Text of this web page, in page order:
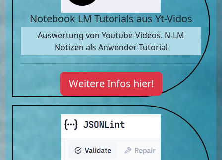
Notebook LM Tutorials aus Yt-Vidos
Auswertung von Youtube-Videos. N-LM
Notizen als Anwender-Tutorial
Weitere Infos hier!